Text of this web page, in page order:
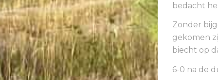
bedacht
Zonder
gekomen
biecht op
6-0 na de